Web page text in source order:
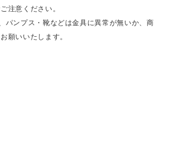
注意ください。
パンプス・靴などは金具に異常が無いか、商
願いいたします。